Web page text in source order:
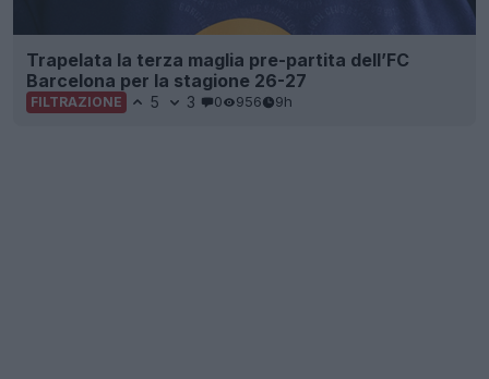
Trapelata la terza maglia pre-partita dell’FC
Barcelona per la stagione 26-27
FILTRAZIONE 5 3 0 956 9h